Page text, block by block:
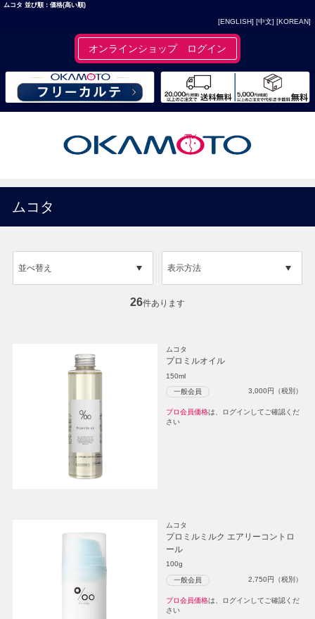
ムコタ 並び順：価格(高い順)
[ENGLISH] [中文] [KOREAN]
オンラインショップ ログイン
ムコタ
表示方法
並べ替え
26件あります
ムコタ
プロミルオイル
150ml
一般会員 3,000円（税別）
プロ会員価格は、ログインしてご確認くだ
さい
ムコタ
プロミルミルク エアリーコントロ
ール
100g
一般会員 2,750円（税別）
プロ会員価格は、ログインしてご確認くだ
さい